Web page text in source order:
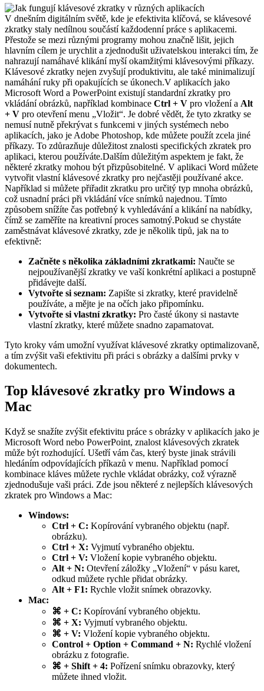
V dnešním digitálním světě, kde je efektivita klíčová, se klávesové
zkratky staly nedílnou součástí každodenní práce s aplikacemi.
Přestože se mezi různými programy mohou značně lišit, jejich
hlavním cílem je urychlit a zjednodušit uživatelskou interakci tím, že
nahrazují namáhavé klikání myší okamžitými klávesovými příkazy.
Klávesové zkratky nejen zvyšují produktivitu, ale také minimalizují
namáhání ruky při opakujících se úkonech.V aplikacích jako
Microsoft Word a PowerPoint existují standardní zkratky pro
vkládání obrázků, například kombinace Ctrl + V pro vložení a Alt
+ V pro otevření menu „Vložit“. Je dobré vědět, že tyto zkratky se
nemusí nutně překrývat s funkcemi v jiných systémech nebo
aplikacích, jako je Adobe Photoshop, kde můžete použít zcela jiné
příkazy. To zdůrazňuje důležitost znalosti specifických zkratek pro
aplikaci, kterou používáte.Dalším důležitým aspektem je fakt, že
některé zkratky mohou být přizpůsobitelné. V aplikaci Word můžete
vytvořit vlastní klávesové zkratky pro nejčastěji používané akce.
Například si můžete přiřadit zkratku pro určitý typ mnoha obrázků,
což usnadní práci při vkládání více snímků najednou. Tímto
způsobem snížíte čas potřebný k vyhledávání a klikání na nabídky,
čímž se zaměříte na kreativní proces samotný.Pokud se chystáte
zaměstnávat klávesové zkratky, zde je několik tipů, jak na to
efektivně:
Začněte s několika základními zkratkami: Naučte se
nejpoužívanější zkratky ve vaší konkrétní aplikaci a postupně
přidávejte další.
Vytvořte si seznam: Zapište si zkratky, které pravidelně
používáte, a mějte je na očích jako připomínku.
Vytvořte si vlastní zkratky: Pro časté úkony si nastavte
vlastní zkratky, které můžete snadno zapamatovat.
Tyto kroky vám umožní využívat klávesové zkratky optimalizovaně,
a tím zvýšit vaši efektivitu při práci s obrázky a dalšími prvky v
dokumentech.
Top klávesové zkratky pro Windows a
Mac
Když se snažíte zvýšit efektivitu práce s obrázky v aplikacích jako je
Microsoft Word nebo PowerPoint, znalost klávesových zkratek
může být rozhodující. Ušetří vám čas, který byste jinak strávili
hledáním odpovídajících příkazů v menu. Například pomocí
kombinace kláves můžete rychle vkládat obrázky, což výrazně
zjednodušuje vaši práci. Zde jsou některé z nejlepších klávesových
zkratek pro Windows a Mac:
Windows:
Ctrl + C: Kopírování vybraného objektu (např.
obrázku).
Ctrl + X: Vyjmutí vybraného objektu.
Ctrl + V: Vložení kopie vybraného objektu.
Alt + N: Otevření záložky „Vložení“ v pásu karet,
odkud můžete rychle přidat obrázky.
Alt + F1: Rychle vložit snímek obrazovky.
Mac:
⌘ + C: Kopírování vybraného objektu.
⌘ + X: Vyjmutí vybraného objektu.
⌘ + V: Vložení kopie vybraného objektu.
Control + Option + Command + N: Rychlé vložení
obrázku z fotografie.
⌘ + Shift + 4: Pořízení snímku obrazovky, který
můžete ihned vložit.